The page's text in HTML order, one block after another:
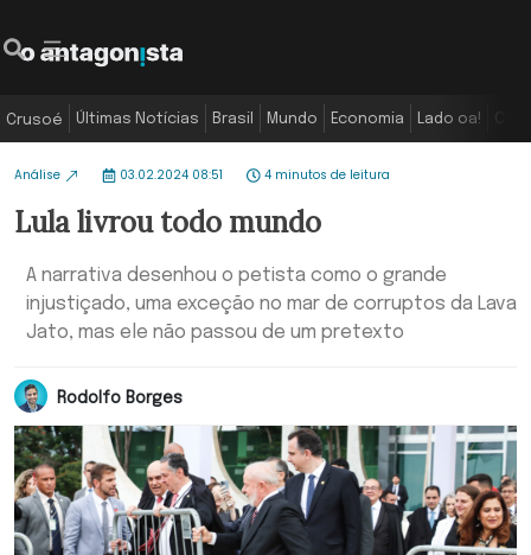
Crusoé Últimas Notícias Brasil Mundo Economia Lado oa!
Análise 03.02.2024 08:51 4 minutos de leitura
Lula livrou todo mundo
A narrativa desenhou o petista como o grande
injustiçado, uma exceção no mar de corruptos da Lava
Jato, mas ele não passou de um pretexto
Rodolfo Borges